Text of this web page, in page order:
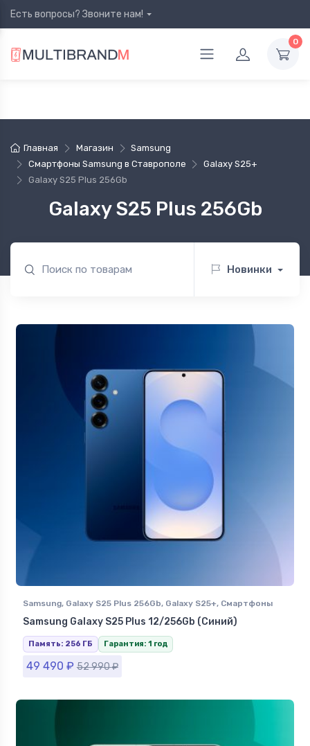
Есть вопросы? Звоните нам!
0
Главная Магазин
Samsung
Смартфоны Samsung в Ставрополе
Galaxy S25+
Galaxy S25 Plus 256Gb
Galaxy S25 Plus 256Gb
Новинки
Samsung, Galaxy S25 Plus 256Gb, Galaxy S25+, Смартфоны
Samsung в Ставрополе
Samsung Galaxy S25 Plus 12/256Gb (Синий)
Память: 256 ГБ Гарантия: 1 год
49 490 ₽ 52 990₽